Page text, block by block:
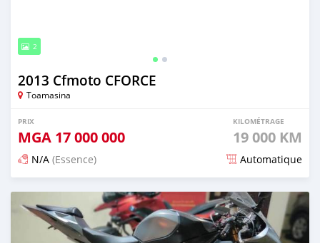
2
2013 Cfmoto CFORCE
Toamasina
PRIX
MGA 17 000 000
KILOMÉTRAGE
19 000 KM
N/A (Essence) Automatique
Publié il y a plus de 5 ans